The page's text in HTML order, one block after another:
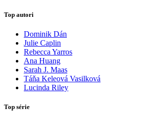
Top autori
Dominik Dán
Julie Caplin
Rebecca Yarros
Ana Huang
Sarah J. Maas
Táňa Keleová Vasilková
Lucinda Riley
Top série